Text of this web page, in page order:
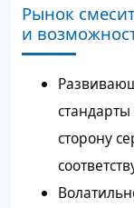
Рынок
и
стандарты
сторону